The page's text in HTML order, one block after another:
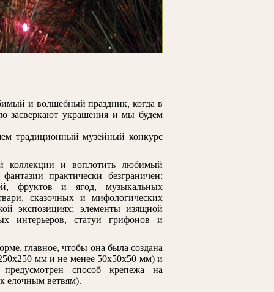
и волшебный праздник, когда в
засверкают украшения и мы будем
традиционный музейный конкурс
коллекции и воплотить любимый
практически безграничен:
фруктов и ягод, музыкальных
сказочных и мифологических
экспозициях; элементы изящной
интерьеров, статуи грифонов и
главное, чтобы она была создана
мм и не менее 50х50х50 мм) и
способ крепежа на
елочным ветвям).